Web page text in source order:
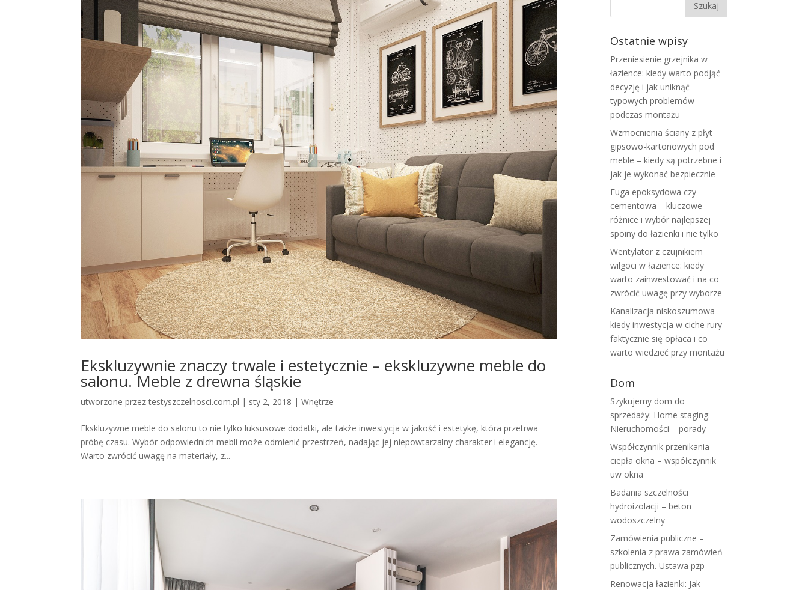
Ekskluzywnie znaczy trwale i estetycznie – ekskluzywne meble do
salonu. Meble z drewna śląskie
utworzone przeztestyszczelnosci.com.pl | sty 2, 2018 |Wnętrze
Ekskluzywne meble do salonu to nie tylko luksusowe dodatki, ale także inwestycja w jakość i estetykę, która przetrwa
próbę czasu. Wybór odpowiednich mebli może odmienić przestrzeń, nadając jej niepowtarzalny charakter i elegancję.
Warto zwrócić uwagę na materiały, z...
Ostatnie wpisy
Przeniesienie grzejnika w
łazience: kiedy warto podjąć
decyzję i jak uniknąć
typowych problemów
podczas montażu
Wzmocnienia ściany z płyt
gipsowo-kartonowych pod
meble – kiedy są potrzebne i
jak je wykonać bezpiecznie
Fuga epoksydowa czy
cementowa – kluczowe
różnice i wybór najlepszej
spoiny do łazienki i nie tylko
Wentylator z czujnikiem
wilgoci w łazience: kiedy
warto zainwestować i na co
zwrócić uwagę przy wyborze
Kanalizacja niskoszumowa —
kiedy inwestycja w ciche rury
faktycznie się opłaca i co
warto wiedzieć przy montażu
Dom
Szykujemy dom do
sprzedaży: Home staging.
Nieruchomości – porady
Współczynnik przenikania
ciepła okna – współczynnik
uw okna
Badania szczelności
hydroizolacji – beton
wodoszczelny
Zamówienia publiczne –
szkolenia z prawa zamówień
publicznych. Ustawa pzp
Renowacja łazienki: Jak